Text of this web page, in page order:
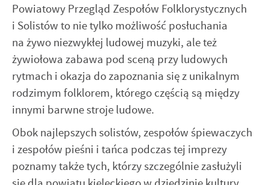
Powiatowy Przegląd Zespołów Folklorystycznych
i Solistów to nie tylko możliwość posłuchania
na żywo niezwykłej ludowej muzyki, ale też
żywiołowa zabawa pod sceną przy ludowych
rytmach i okazja do zapoznania się z unikalnym
rodzimym folklorem, którego częścią są między
innymi barwne stroje ludowe.
Obok najlepszych solistów, zespołów śpiewaczych
i zespołów pieśni i tańca podczas tej imprezy
poznamy także tych, którzy szczególnie zasłużyli